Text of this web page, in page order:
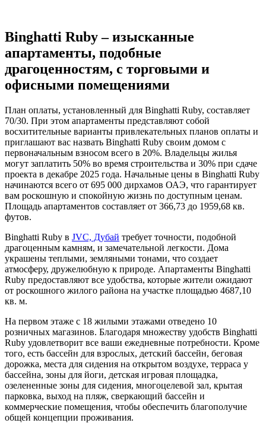
Binghatti Ruby – изысканные
апартаменты, подобные
драгоценностям, с торговыми и
офисными помещениями
План оплаты, установленный для Binghatti Ruby, составляет
70/30. При этом апартаменты представляют собой
восхитительные варианты привлекательных планов оплаты и
приглашают вас назвать Binghatti Ruby своим домом с
первоначальным взносом всего в 20%. Владельцы жилья
могут заплатить 50% во время строительства и 30% при сдаче
проекта в декабре 2025 года. Начальные цены в Binghatti Ruby
начинаются всего от 695 000 дирхамов ОАЭ, что гарантирует
вам роскошную и спокойную жизнь по доступным ценам.
Площадь апартаментов составляет от 366,73 до 1959,68 кв.
футов.
Binghatti Ruby в JVC, Дубай требует точности, подобной
драгоценным камням, и замечательной легкости. Дома
украшены теплыми, земляными тонами, что создает
атмосферу, дружелюбную к природе. Апартаменты Binghatti
Ruby предоставляют все удобства, которые жители ожидают
от роскошного жилого района на участке площадью 4687,10
кв. м.
На первом этаже с 18 жилыми этажами отведено 10
розничных магазинов. Благодаря множеству удобств Binghatti
Ruby удовлетворит все ваши ежедневные потребности. Кроме
того, есть бассейн для взрослых, детский бассейн, беговая
дорожка, места для сидения на открытом воздухе, терраса у
бассейна, зоны для йоги, детская игровая площадка,
озелененные зоны для сидения, многоцелевой зал, крытая
парковка, выход на пляж, сверкающий бассейн и
коммерческие помещения, чтобы обеспечить благополучие
общей концепции проживания.